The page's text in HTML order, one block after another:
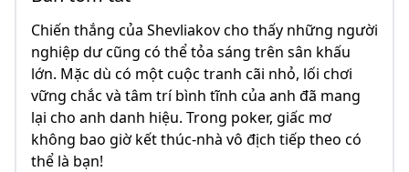
Chiến thắng của Shevliakov cho thấy những người
nghiệp dư cũng có thể tỏa sáng trên sân khấu
lớn. Mặc dù có một cuộc tranh cãi nhỏ, lối chơi
vững chắc và tâm trí bình tĩnh của anh đã mang
lại cho anh danh hiệu. Trong poker, giấc mơ
không bao giờ kết thúc-nhà vô địch tiếp theo có
thể là bạn!